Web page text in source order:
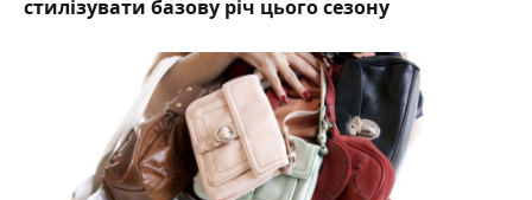
стилізувати базову річ цього сезону